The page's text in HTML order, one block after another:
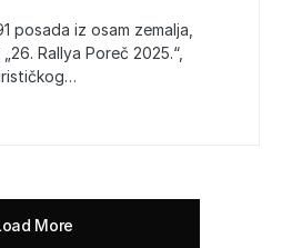
posada iz osam zemalja,
Rallya Poreč 2025.“,
More